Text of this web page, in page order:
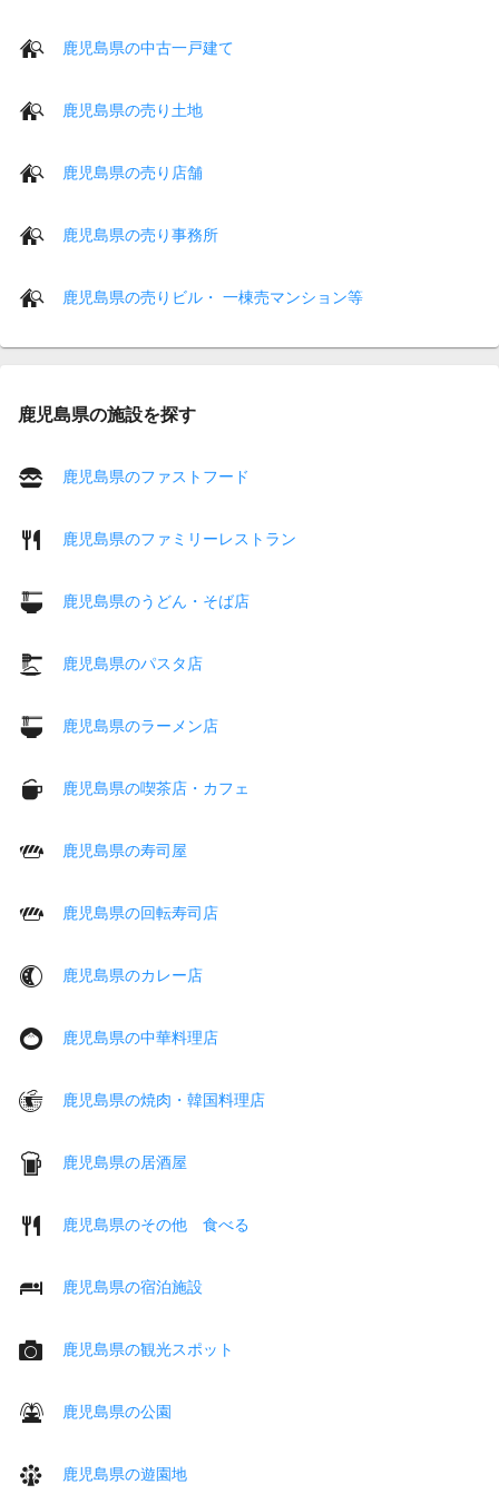
鹿児島県の中古一戸建て
鹿児島県の売り土地
鹿児島県の売り店舗
鹿児島県の売り事務所
鹿児島県の売りビル・ 一棟売マンション等
鹿児島県の施設を探す
鹿児島県のファストフード
鹿児島県のファミリーレストラン
鹿児島県のうどん・そば店
鹿児島県のパスタ店
鹿児島県のラーメン店
鹿児島県の喫茶店・カフェ
鹿児島県の寿司屋
鹿児島県の回転寿司店
鹿児島県のカレー店
鹿児島県の中華料理店
鹿児島県の焼肉・韓国料理店
鹿児島県の居酒屋
鹿児島県のその他 食べる
鹿児島県の宿泊施設
鹿児島県の観光スポット
鹿児島県の公園
鹿児島県の遊園地